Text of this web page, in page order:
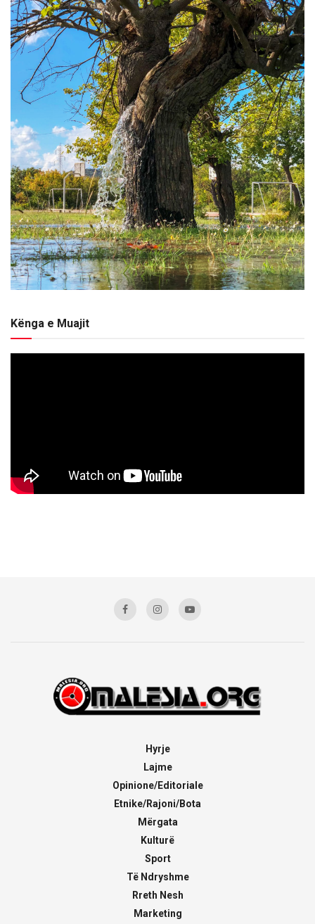
Kënga e Muajit
Hyrje
Lajme
Opinione/Editoriale
Etnike/Rajoni/Bota
Mërgata
Kulturë
Sport
Të Ndryshme
Rreth Nesh
Marketing